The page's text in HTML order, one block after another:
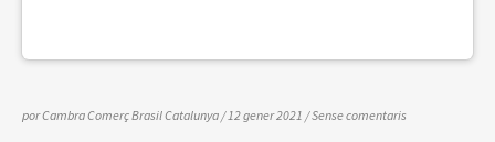
por Cambra Comerç Brasil Catalunya/ 12 gener 2021 /Sense comentaris